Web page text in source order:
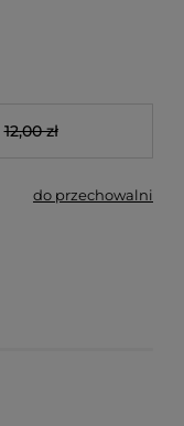
12,00 zł
do przechowalni